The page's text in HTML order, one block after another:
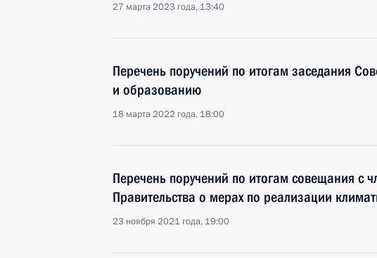
27 марта 2023 года, 13:40
Перечень поручений по итогам заседания
и образованию
18 марта 2022 года, 18:00
Перечень поручений по итогам совещания с
Правительства о мерах по реализации
23 ноября 2021 года, 19:00